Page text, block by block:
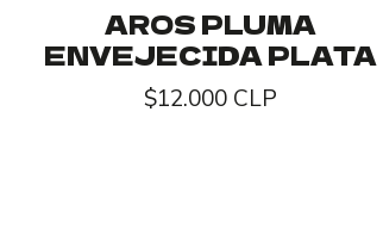
AROS PLUMA
ENVEJECIDA PLATA
$12.000 CLP